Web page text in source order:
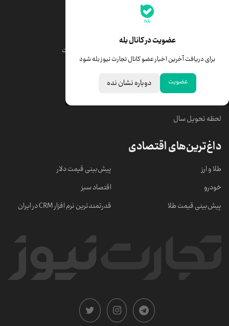
عضویت در کانال بله
برای دریافت آخرین اخبار عضو کانال تجارت نیوز بله شود
عضویت دوباره نشان نده
جدیدترین قیمت‌ها
قیمت درهم امارات
خبرهای مهم
لحظه تحویل سال
داغ‌ترین‌های اقتصادی
طلا و ارز
خودرو
پیش‌بینی قیمت طلا
پیش‌بینی قیمت دلار
اقتصاد سبز
قدرتمندترین نرم‌ افزار CRM در ایران